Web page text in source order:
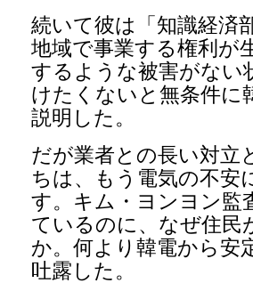
続いて彼は「知識経済
地域で事業する権利が
するような被害がない
けたくないと無条件に
説明した。
だが業者との長い対立
ちは、もう電気の不安
す。キム・ヨンヨン監
ているのに、なぜ住
か。何より韓電から安
吐露した。